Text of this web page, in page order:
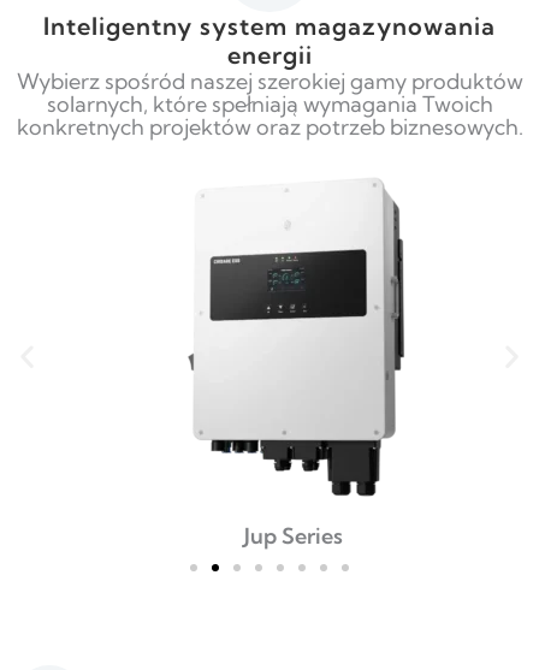
Inteligentny system magazynowania
energii
Wybierz spośród naszej szerokiej gamy produktów
solarnych, które spełniają wymagania Twoich
konkretnych projektów oraz potrzeb biznesowych.
Jup Series